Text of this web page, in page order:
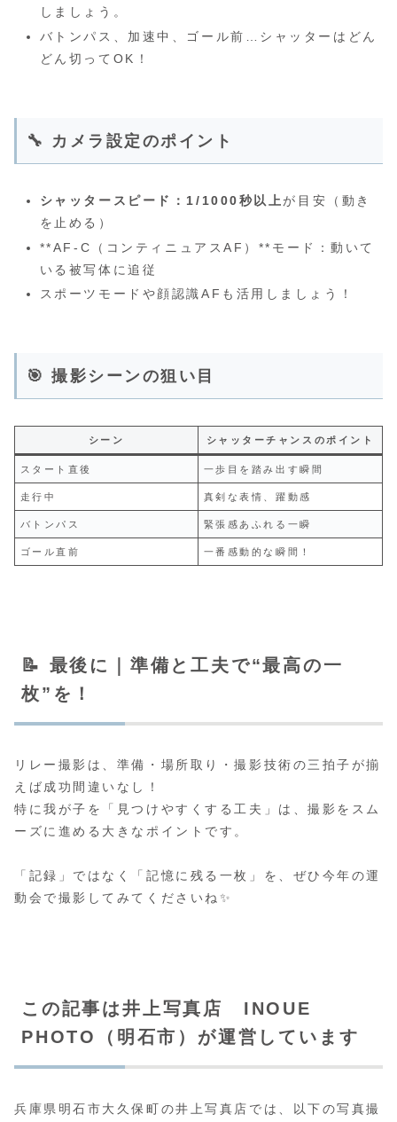
しましょう。
バトンパス、加速中、ゴール前…シャッターはどん
どん切ってOK！
🔧 カメラ設定のポイント
シャッタースピード：1/1000秒以上 が目安（動き
を止める）
**AF-C（コンティニュアスAF）**モード：動いて
いる被写体に追従
スポーツモードや顔認識AFも活用しましょう！
🎯 撮影シーンの狙い目
シーン シャッターチャンスのポイント
スタート直後 一歩目を踏み出す瞬間
走行中 真剣な表情、躍動感
バトンパス 緊張感あふれる一瞬
ゴール直前 一番感動的な瞬間！
📝 最後に｜準備と工夫で“最高の一
枚”を！
リレー撮影は、準備・場所取り・撮影技術の三拍子が揃
えば成功間違いなし！
特に我が子を「見つけやすくする工夫」は、撮影をスム
ーズに進める大きなポイントです。
「記録」ではなく「記憶に残る一枚」を、ぜひ今年の運
動会で撮影してみてくださいね✨
この記事は井上写真店 INOUE
PHOTO（明石市）が運営しています
兵庫県明石市大久保町の井上写真店では、以下の写真撮